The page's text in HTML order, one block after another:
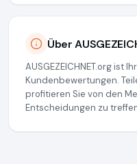
Über
AUSGEZEICHNET.org ist
Kundenbewertungen.
profitieren Sie von den
Entscheidungen zu